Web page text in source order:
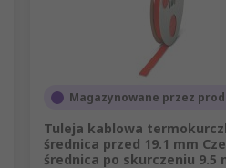
Magazynowane przez
Tuleja kablowa
średnica przed 19.1 mm
średnica po skurczeniu 9.5